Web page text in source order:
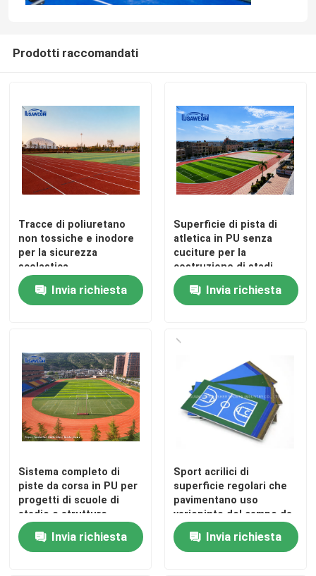
Prodotti raccomandati
Tracce di poliuretano
non tossiche e inodore
per la sicurezza
scolastica
Invia richiesta
Superficie di pista di
atletica in PU senza
cuciture per la
costruzione di stadi
professionali
Invia richiesta
Sistema completo di
piste da corsa in PU per
progetti di scuole di
stadio e strutture
atletiche
Invia richiesta
Sport acrilici di
superficie regolari che
pavimentano uso
variopinto del campo da
tennis
Invia richiesta